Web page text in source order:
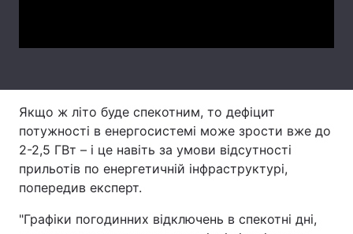
Тема оформлення
Якщо ж літо буде спекотним, то дефіцит
потужності в енергосистемі може зрости вже до
2-2,5 ГВт – і це навіть за умови відсутності
прильотів по енергетичній інфраструктурі,
попередив експерт.
"Графіки погодинних відключень в спекотні дні,